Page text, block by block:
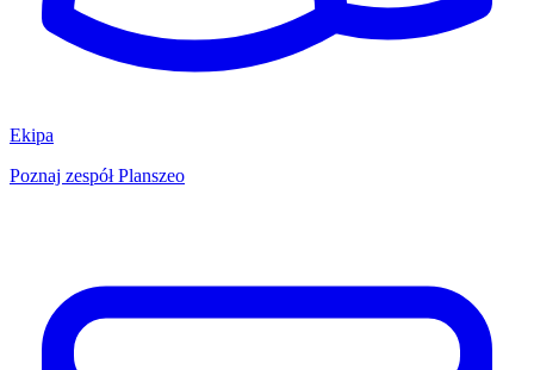
Ekipa
Poznaj zespół Planszeo